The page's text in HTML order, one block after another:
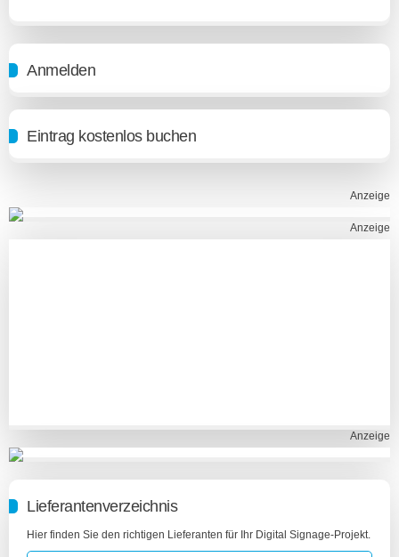
Anzeige
Anzeige
Anzeige
Lieferantenverzeichnis
Hier finden Sie den richtigen Lieferanten für Ihr Digital Signage-Projekt.
Anmelden
Eintrag kostenlos buchen